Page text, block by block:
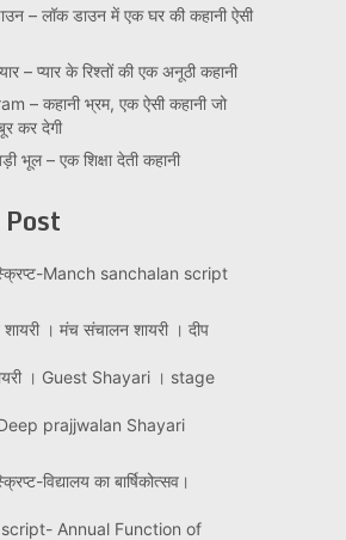
– लॉक डाउन में एक घर की कहानी ऐसी
– प्यार के रिश्तों की एक अनूठी कहानी
– कहानी भ्रम, एक ऐसी कहानी जो
कर देगी
भूल – एक शिक्षा देती कहानी
Manch sanchalan script
शायरी । मंच संचालन शायरी । दीप
। Guest Shayari । stage
prajjwalan Shayari
विद्यालय का बार्षिकोत्सव।
Annual Function of